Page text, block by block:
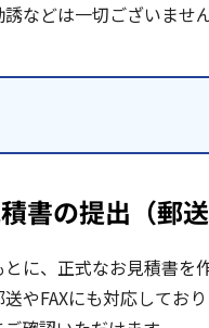
などは一切ございませ
書の提出 （郵
に、正式なお見積書を
やFAXにも対応してお